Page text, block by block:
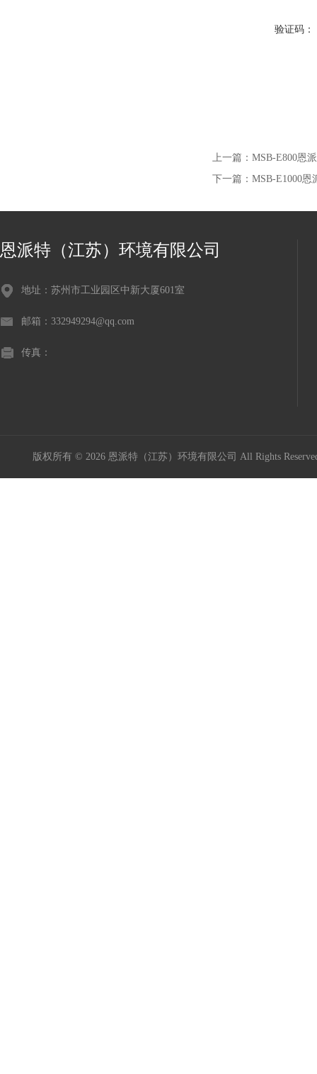
验证码：
上一篇： MSB-E800恩
下一篇： MSB-E1000
恩派特（江苏）环境有限公司
地址：苏州市工业园区中新大厦601室
邮箱：332949294@qq.com
传真：
版权所有 © 2026 恩派特（江苏）环境有限公司 All Rights